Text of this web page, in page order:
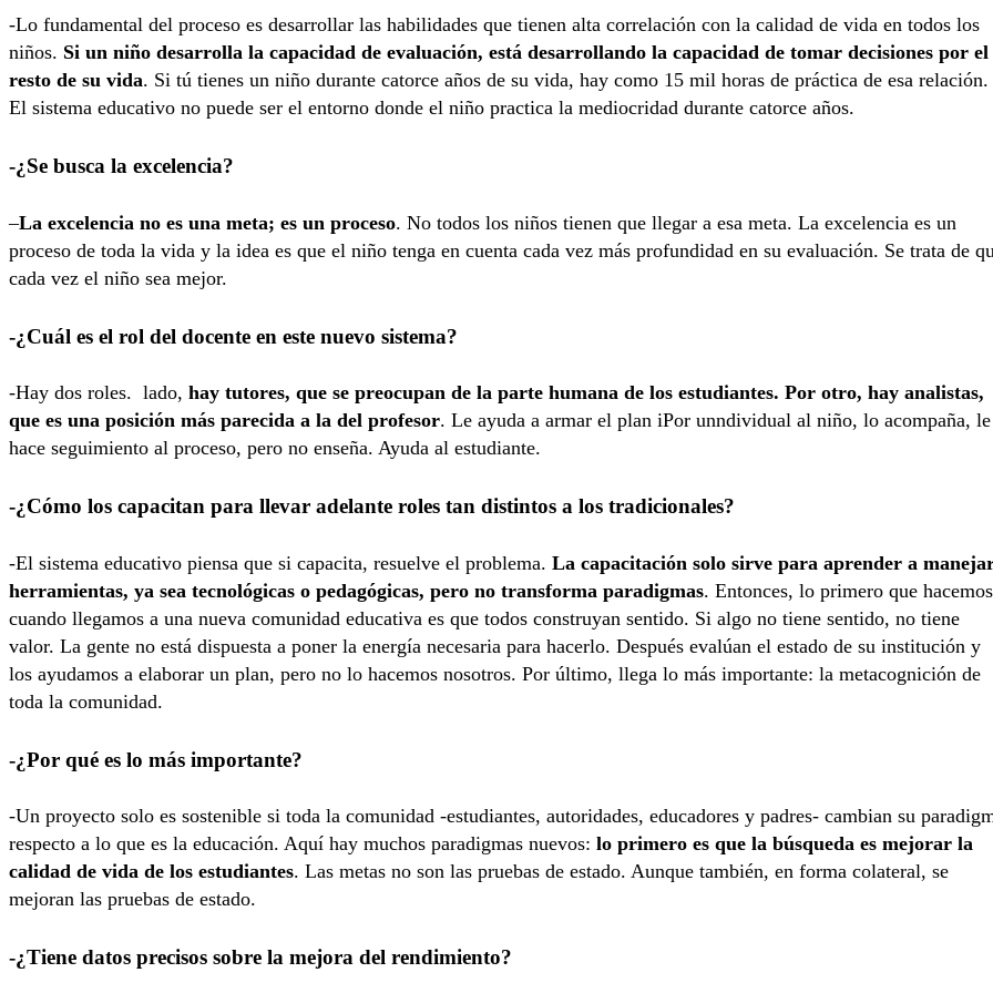
-Lo fundamental del proceso es desarrollar las habilidades que tienen alta correlación con la calidad de vida en todos los
niños. Si un niño desarrolla la capacidad de evaluación, está desarrollando la capacidad de tomar decisiones por el
resto de su vida. Si tú tienes un niño durante catorce años de su vida, hay como 15 mil horas de práctica de esa relación.
El sistema educativo no puede ser el entorno donde el niño practica la mediocridad durante catorce años.
-¿Se busca la excelencia?
–La excelencia no es una meta; es un proceso. No todos los niños tienen que llegar a esa meta. La excelencia es un
proceso de toda la vida y la idea es que el niño tenga en cuenta cada vez más profundidad en su evaluación. Se trata de
cada vez el niño sea mejor.
-¿Cuál es el rol del docente en este nuevo sistema?
-Hay dos roles. lado, hay tutores, que se preocupan de la parte humana de los estudiantes. Por otro, hay analistas,
que es una posición más parecida a la del profesor. Le ayuda a armar el plan iPor unndividual al niño, lo acompaña, le
hace seguimiento al proceso, pero no enseña. Ayuda al estudiante.
-¿Cómo los capacitan para llevar adelante roles tan distintos a los tradicionales?
-El sistema educativo piensa que si capacita, resuelve el problema. La capacitación solo sirve para aprender a
herramientas, ya sea tecnológicas o pedagógicas, pero no transforma paradigmas. Entonces, lo primero que hacemos
cuando llegamos a una nueva comunidad educativa es que todos construyan sentido. Si algo no tiene sentido, no tiene
valor. La gente no está dispuesta a poner la energía necesaria para hacerlo. Después evalúan el estado de su institución y
los ayudamos a elaborar un plan, pero no lo hacemos nosotros. Por último, llega lo más importante: la metacognición de
toda la comunidad.
-¿Por qué es lo más importante?
-Un proyecto solo es sostenible si toda la comunidad -estudiantes, autoridades, educadores y padres- cambian su
respecto a lo que es la educación. Aquí hay muchos paradigmas nuevos: lo primero es que la búsqueda es mejorar la
calidad de vida de los estudiantes. Las metas no son las pruebas de estado. Aunque también, en forma colateral, se
mejoran las pruebas de estado.
-¿Tiene datos precisos sobre la mejora del rendimiento?